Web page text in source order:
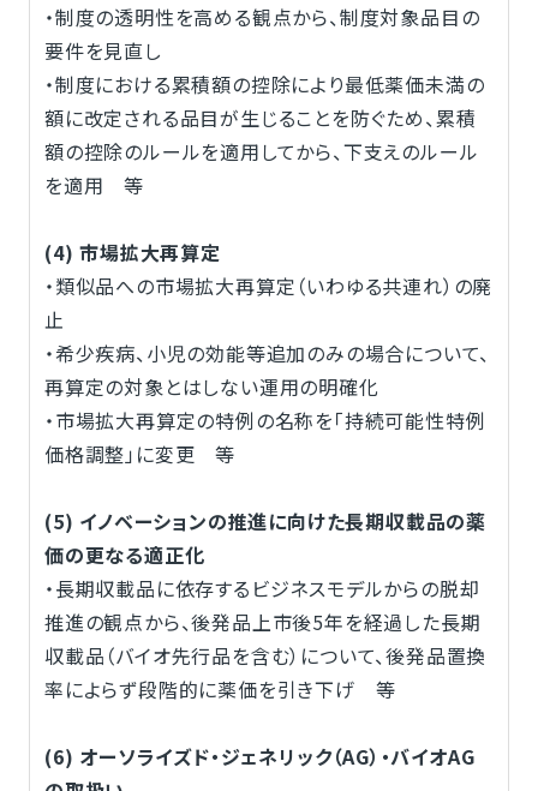
・制度の透明性を高める観点から、制度対象品目の
要件を見直し
・制度における累積額の控除により最低薬価未満の
額に改定される品目が生じることを防ぐため、累積
額の控除のルールを適用してから、下支えのルール
を適用 等
(4) 市場拡大再算定
・類似品への市場拡大再算定（いわゆる共連れ）の廃
止
・希少疾病、小児の効能等追加のみの場合について、
再算定の対象とはしない運用の明確化
・市場拡大再算定の特例の名称を「持続可能性特例
価格調整」に変更 等
(5) イノベーションの推進に向けた長期収載品の薬
価の更なる適正化
・長期収載品に依存するビジネスモデルからの脱却
推進の観点から、後発品上市後5年を経過した長期
収載品（バイオ先行品を含む）について、後発品置換
率によらず段階的に薬価を引き下げ 等
(6) オーソライズド・ジェネリック（AG）・バイオAG